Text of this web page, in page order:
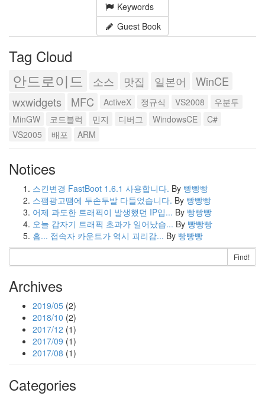
Keywords
Guest Book
Tag Cloud
안드로이드 소스 맛집 일본어
WinCE
wxwidgets
MFC ActiveX 정규식 VS2008
우분투
MinGW
코드블럭 민지 디버그 WindowsCE
C#
VS2005
배포 ARM
Notices
스킨변경 FastBoot 1.6.1 사용합니다. By 빵빵빵
스팸광고땜에 두손두발 다들었습니다. By 빵빵빵
어제 과도한 트래픽이 발생했던 IP입... By 빵빵빵
오늘 갑자기 트래픽 초과가 일어났습... By 빵빵빵
흠... 접속자 카운트가 역시 괴리감... By 빵빵빵
Find!
Archives
2019/05 (2)
2018/10 (2)
2017/12 (1)
2017/09 (1)
2017/08 (1)
Categories